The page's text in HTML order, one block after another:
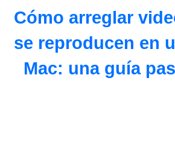
Cómo arreglar
se reproducen en
Mac: una guía